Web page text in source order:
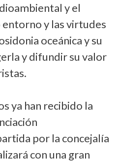
y el
y las virtudes
oceánica y su
y difundir su valor
ya han recibido la
por la concejalía
con una gran